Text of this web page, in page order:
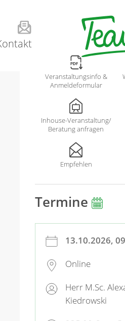
Veranstaltungsinfo &
Anmeldeformular
Inhouse-Veranstaltung/
Beratung anfragen
Empfehlen
Termine
13.10.2026,
Online
Herr M.Sc.
Kiedrowski